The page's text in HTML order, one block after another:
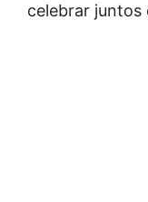
celebrar juntos